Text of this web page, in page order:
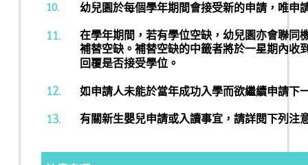
10. 幼兒園於每個學年期間會接受新的申請，唯申
11.
在學年期間，若有學位空缺，幼兒園亦會聯同
補替空缺。補替空缺的中籤者將於一星期內收
回覆是否接受學位。
12. 如申請人未能於當年成功入學而欲繼續申請下
13. 有關新生嬰兒申請或入讀事宜，請詳閱下列注